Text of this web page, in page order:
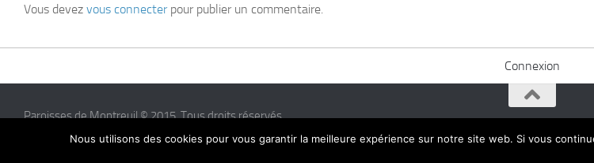
Vous devez vous connecterpour publier un commentaire.
Connexion
Paroisses de Montreuil © 2015. Tous droits réservés
Nous utilisons des cookies pour vous garantir la meilleure expérience sur notre site web. Si vous